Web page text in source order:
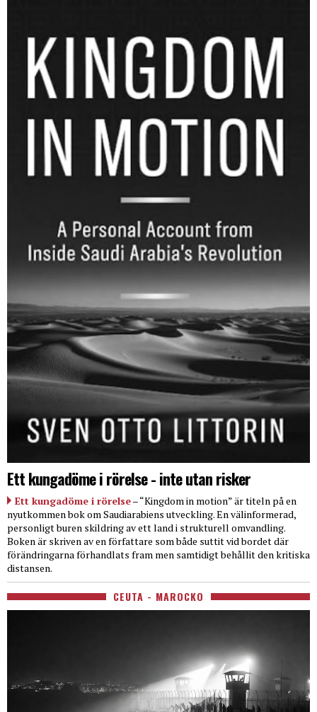
Ett kungadöme i rörelse - inte utan risker
Ett kungadöme i rörelse– “Kingdom in motion” är titeln på en
nyutkommen bok om Saudiarabiens utveckling. En välinformerad,
personligt buren skildring av ett land i strukturell omvandling.
Boken är skriven av en författare som både suttit vid bordet där
förändringarna förhandlats fram men samtidigt behållit den kritiska
distansen.
CEUTA - MAROCKO